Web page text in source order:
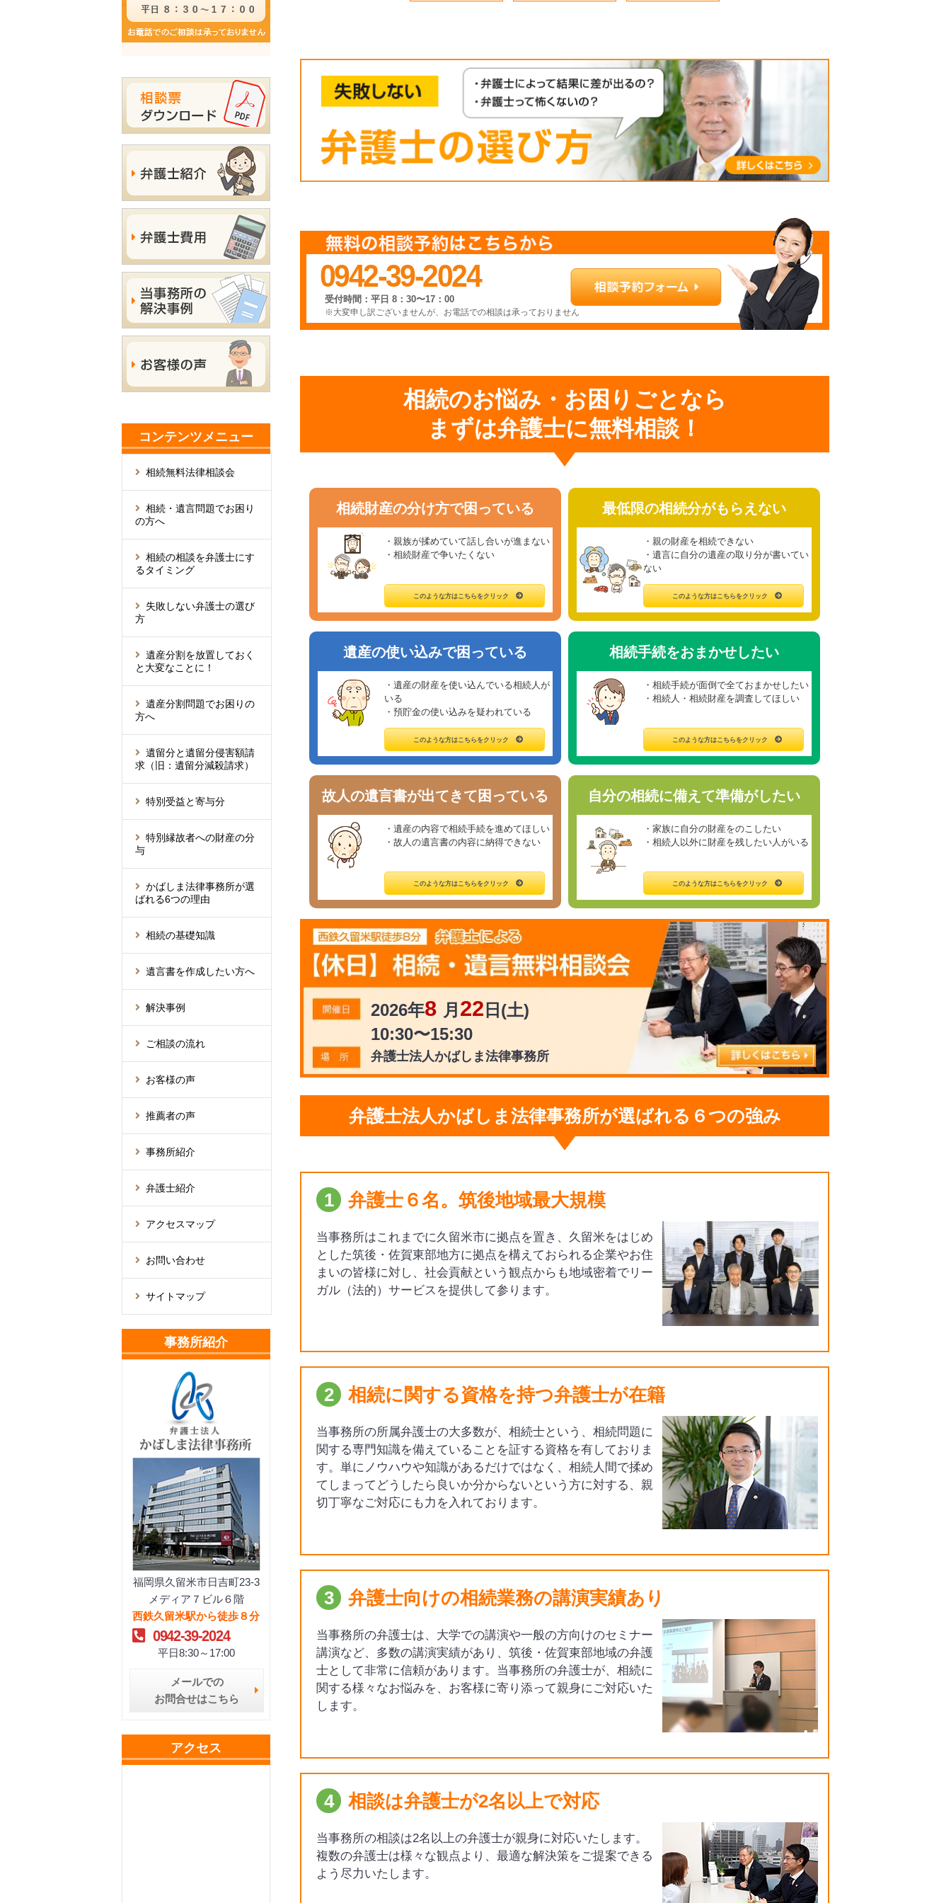
0942-39-2024
受付時間：平日 8：30〜17：00
※大変申し訳ございませんが、 お電話での相談は承っておりません
相続のお悩み・お困りごとなら
まずは弁護士に無料相談！
相続財産の分け方で困っている
・親族が揉めていて話し合いが進まない
・相続財産で争いたくない
このような方はこちらをクリック
最低限の相続分がもらえない
・親の財産を相続できない
・遺言に自分の遺産の取り分が書いてい
ない
このような方はこちらをクリック
遺産の使い込みで困っている
・遺産の財産を使い込んでいる相続人が
いる
・預貯金の使い込みを疑われている
このような方はこちらをクリック
相続手続をおまかせしたい
・相続手続が面倒で全ておまかせしたい
・相続人・相続財産を調査してほしい
このような方はこちらをクリック
故人の遺言書が出てきて困っている
・遺産の内容で相続手続を進めてほしい
・故人の遺言書の内容に納得できない
このような方はこちらをクリック
自分の相続に備えて準備がしたい
・家族に自分の財産をのこしたい
・相続人以外に財産を残したい人がいる
このような方はこちらをクリック
2026年8 月 22 日(土)
10:30〜15:30
弁護士法人かばしま法律事務所
弁護士法人かばしま法律事務所が選ばれる６つの強み
1 弁護士６名。筑後地域最大規模
当事務所はこれまでに久留米市に拠点を置き、久留米をはじめ
とした筑後・佐賀東部地方に拠点を構えておられる企業やお住
まいの皆様に対し、社会貢献という観点からも地域密着でリー
ガル（法的）サービスを提供して参ります。
2 相続に関する資格を持つ弁護士が在籍
当事務所の所属弁護士の大多数が、相続士という、相続問題に
関する専門知識を備えていることを証する資格を有しておりま
す。単にノウハウや知識があるだけではなく、相続人間で揉め
てしまってどうしたら良いか分からないという方に対する、親
切丁寧なご対応にも力を入れております。
3 弁護士向けの相続業務の講演実績あり
当事務所の弁護士は、大学での講演や一般の方向けのセミナー
講演など、多数の講演実績があり、筑後・佐賀東部地域の弁護
士として非常に信頼があります。当事務所の弁護士が、相続に
関する様々なお悩みを、お客様に寄り添って親身にご対応いた
します。
4 相談は弁護士が2名以上で対応
当事務所の相談は2名以上の弁護士が親身に対応いたします。
複数の弁護士は様々な観点より、最適な解決策をご提案できる
よう尽力いたします。
コンテンツメニュー
相続無料法律相談会
相続・遺言問題でお困り
の方へ
相続の相談を弁護士にす
るタイミング
失敗しない弁護士の選び
方
遺産分割を放置しておく
と大変なことに！
遺産分割問題でお困りの
方へ
遺留分と遺留分侵害額請
求（旧：遺留分減殺請求）
特別受益と寄与分
特別縁故者への財産の分
与
かばしま法律事務所が選
ばれる6つの理由
相続の基礎知識
遺言書を作成したい方へ
解決事例
ご相談の流れ
お客様の声
推薦者の声
事務所紹介
弁護士紹介
アクセスマップ
お問い合わせ
サイトマップ
事務所紹介
福岡県久留米市日吉町23-3
メディア７ビル６階
西鉄久留米駅から徒歩８分
0942-39-2024
平日8:30～17:00
メールでの
お問合せはこちら
アクセス